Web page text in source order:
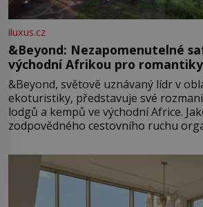
iluxus.cz
&Beyond: Nezapomenutelné
východní Afrikou pro
&Beyond, světově uznávaný lídr v
ekoturistiky, představuje své
lodgů a kempů ve východní Africe.
zodpovědného cestovního ruchu